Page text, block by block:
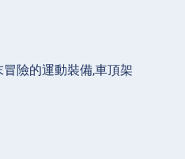
險的運動裝備,車頂架